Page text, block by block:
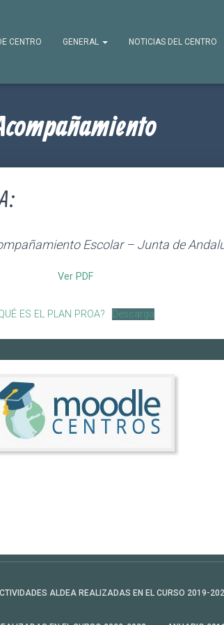
CENTRO GENERAL NOTICIAS DEL CENTRO
Escolar – Junta de
Ver PDF
ES EL PLAN PROA? Descarga
ALDEA REALIZADAS EN EL CURSO 2019-